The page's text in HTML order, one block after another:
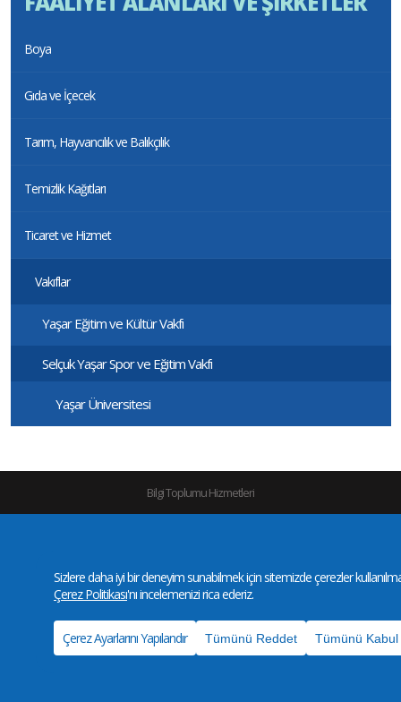
Boya
Gıda ve İçecek
Tarım, Hayvancılık ve Balıkçılık
Temizlik Kağıtları
Ticaret ve Hizmet
Vakıflar
Yaşar Eğitim ve Kültür Vakfı
Selçuk Yaşar Spor ve Eğitim Vakfı
Yaşar Üniversitesi
Bilgi Toplumu Hizmetleri
©Copyright 2016-2026 |YaşarHolding | All Rights Reserved
Sizlere daha iyi bir deneyim sunabilmek için sitemizde çerezler
Çerez Politikası'nı incelemenizi rica ederiz.
Çerez Ayarlarını Yapılandır Tümünü Reddet Tümünü Kabul